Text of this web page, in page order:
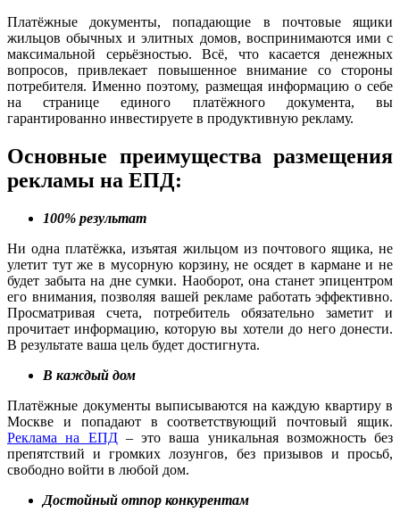
Платёжные документы, попадающие в почтовые ящики
жильцов обычных и элитных домов, воспринимаются ими с
максимальной серьёзностью. Всё, что касается денежных
вопросов, привлекает повышенное внимание со стороны
потребителя. Именно поэтому, размещая информацию о себе
на странице единого платёжного документа, вы
гарантированно инвестируете в продуктивную рекламу.
Основные преимущества размещения
рекламы на ЕПД:
100% результат
Ни одна платёжка, изъятая жильцом из почтового ящика, не
улетит тут же в мусорную корзину, не осядет в кармане и не
будет забыта на дне сумки. Наоборот, она станет эпицентром
его внимания, позволяя вашей рекламе работать эффективно.
Просматривая счета, потребитель обязательно заметит и
прочитает информацию, которую вы хотели до него донести.
В результате ваша цель будет достигнута.
В каждый дом
Платёжные документы выписываются на каждую квартиру в
Москве и попадают в соответствующий почтовый ящик.
Реклама на ЕПД– это ваша уникальная возможность без
препятствий и громких лозунгов, без призывов и просьб,
свободно войти в любой дом.
Достойный отпор конкурентам